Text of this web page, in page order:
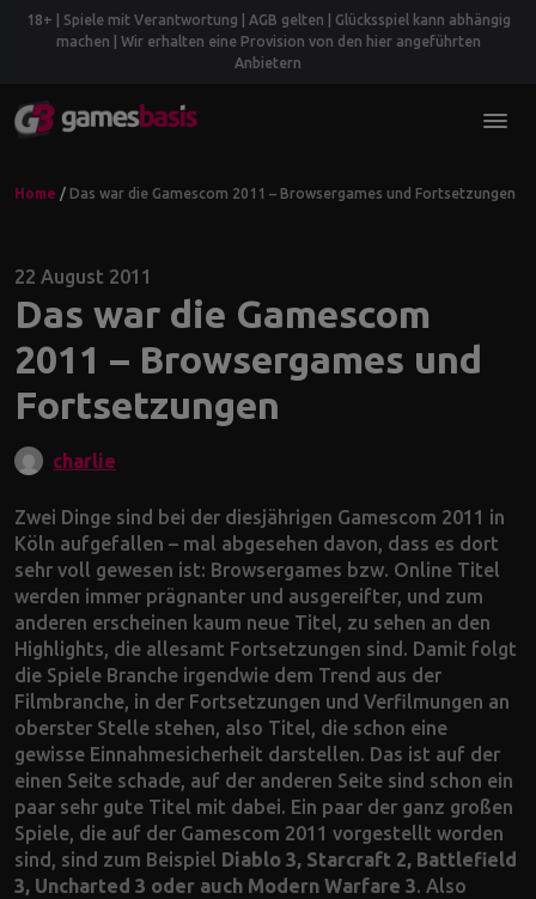
18+ | Spiele mit Verantwortung | AGB gelten | Glücksspiel kann abhängig
machen | Wir erhalten eine Provision von den hier angeführten
Anbietern
Home / Das war die Gamescom 2011 – Browsergames und Fortsetzungen
22 August 2011
Das war die Gamescom
2011 – Browsergames und
Fortsetzungen
charlie
Zwei Dinge sind bei der diesjährigen Gamescom 2011 in
Köln aufgefallen – mal abgesehen davon, dass es dort
sehr voll gewesen ist: Browsergames bzw. Online Titel
werden immer prägnanter und ausgereifter, und zum
anderen erscheinen kaum neue Titel, zu sehen an den
Highlights, die allesamt Fortsetzungen sind. Damit folgt
die Spiele Branche irgendwie dem Trend aus der
Filmbranche, in der Fortsetzungen und Verfilmungen an
oberster Stelle stehen, also Titel, die schon eine
gewisse Einnahmesicherheit darstellen. Das ist auf der
einen Seite schade, auf der anderen Seite sind schon ein
paar sehr gute Titel mit dabei. Ein paar der ganz großen
Spiele, die auf der Gamescom 2011 vorgestellt worden
sind, sind zum Beispiel Diablo 3, Starcraft 2, Battlefield
3, Uncharted 3 oder auch Modern Warfare 3. Also